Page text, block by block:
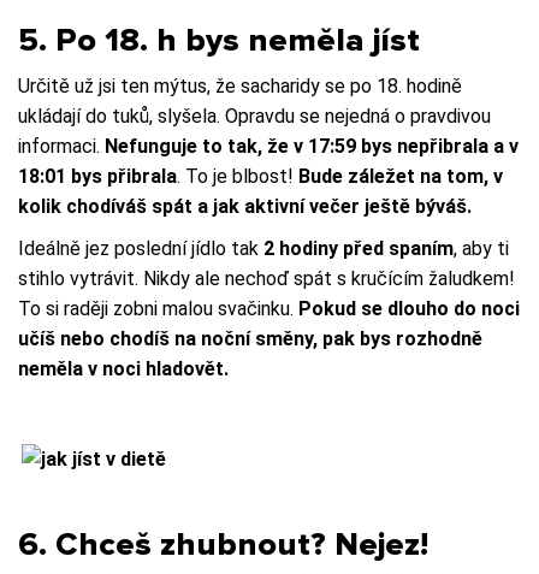
5. Po 18. h bys neměla jíst
Určitě už jsi ten mýtus, že sacharidy se po 18. hodině
ukládají do tuků, slyšela. Opravdu se nejedná o pravdivou
informaci. Nefunguje to tak, že v 17:59 bys nepřibrala a v
18:01 bys přibrala. To je blbost! Bude záležet na tom, v
kolik chodíváš spát a jak aktivní večer ještě býváš.
Ideálně jez poslední jídlo tak 2 hodiny před spaním, aby ti
stihlo vytrávit. Nikdy ale nechoď spát s kručícím žaludkem!
To si raději zobni malou svačinku. Pokud se dlouho do noci
učíš nebo chodíš na noční směny, pak bys rozhodně
neměla v noci hladovět.
6. Chceš zhubnout? Nejez!